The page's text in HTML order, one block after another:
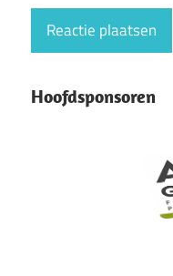
Hoofdsponsoren